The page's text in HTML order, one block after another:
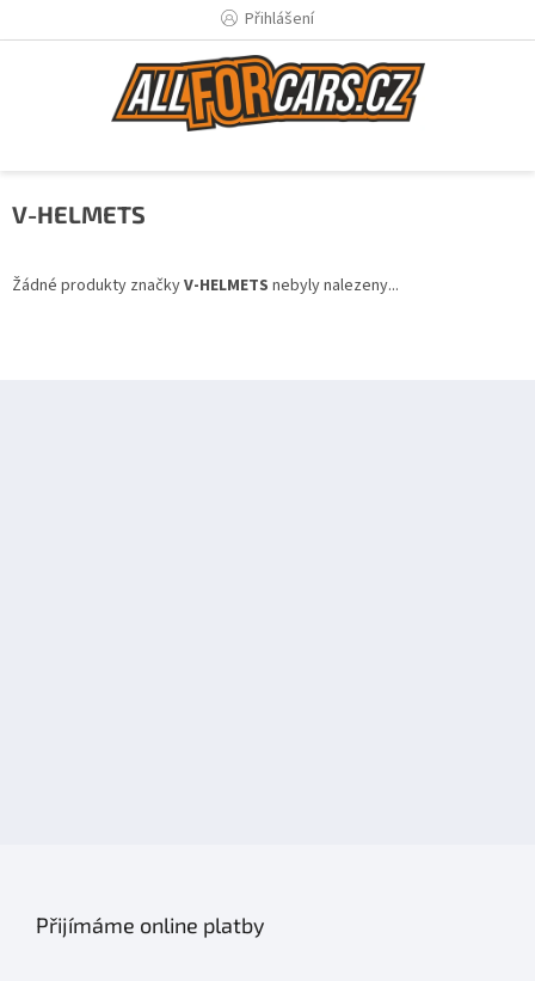
Přihlášení
V-HELMETS
Žádné produkty značkyV-HELMETS nebyly nalezeny...
Přijímáme online platby